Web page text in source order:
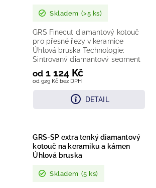
Skladem (>5 ks)
od 929 Kč bez DPH
od 1 124 Kč
DETAIL
GRS Finecut diamantový kotouč
pro přesné řezy v keramice
Úhlová bruska Technologie:
Sintrovaný diamantový segment
Provedení: Celoobvodový
hladký...
GRS-SP extra tenký diamantový
kotouč na keramiku a kámen
Úhlová bruska
Skladem (5 ks)